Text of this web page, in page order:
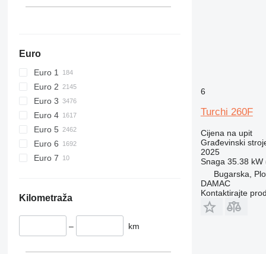
930
931
938
950
953
955
962
972
973
Euro
Euro 1
Euro 2
Euro 3
Euro 4
Euro 5
Euro 6
Euro 7
Kilometraža
– km
6
Turchi 260F
Cijena na upit
Građevinski
2025
Snaga 35.38 kW
Bugarska,
DAMAC
Kontaktirajte